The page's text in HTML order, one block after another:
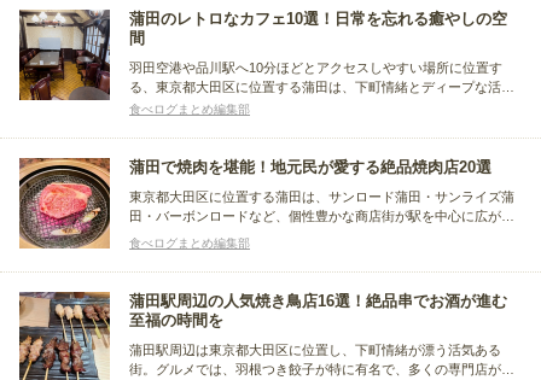
蒲田のレトロなカフェ10選！日常を忘れる癒やしの空
間
羽田空港や品川駅へ10分ほどとアクセスしやすい場所に位置す
る、東京都大田区に位置する蒲田は、下町情緒とディープな活気
が織りなす独自の魅力を持つ街で、昭和レトロなカフェや銭湯が
食べログまとめ編集部
蒲田で焼肉を堪能！地元民が愛する絶品焼肉店20選
東京都大田区に位置する蒲田は、サンロード蒲田・サンライズ蒲
田・バーボンロードなど、個性豊かな商店街が駅を中心に広が
る、にぎやかなエリア。羽田空港や新幹線のある品川からもアク
セスしやすく、焼肉の激戦区としても知られ、魅力的な店が並び
ます。今回は、蒲田でこだわりの焼肉を楽しめるお店をまとめま
した。
食べログまとめ編集部
蒲田駅周辺の人気焼き鳥店16選！絶品串でお酒が進む
至福の時間を
蒲田駅周辺は東京都大田区に位置し、下町情緒が漂う活気ある
街。グルメでは、羽根つき餃子が特に有名で、多くの専門店があ